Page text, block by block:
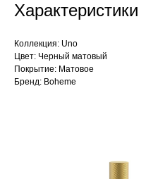
Характеристики
Коллекция: Uno
Цвет: Черный матовый
Покрытие: Матовое
Бренд: Boheme